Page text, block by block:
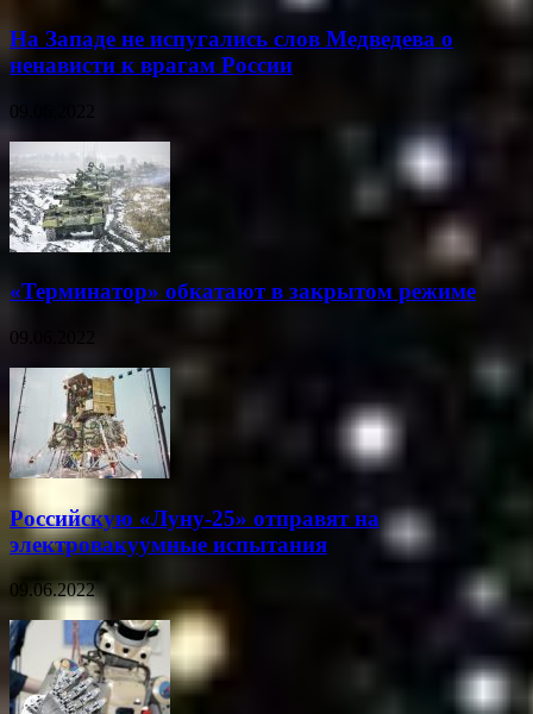
На Западе не испугались слов Медведева о
ненависти к врагам России
09.06.2022
«Терминатор» обкатают в закрытом режиме
09.06.2022
Российскую «Луну-25» отправят на
электровакуумные испытания
09.06.2022